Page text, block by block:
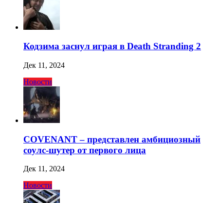
Кодзима заснул играя в Death Stranding 2
Дек 11, 2024
Новости
COVENANT – представлен амбициозный
соулс-шутер от первого лица
Дек 11, 2024
Новости